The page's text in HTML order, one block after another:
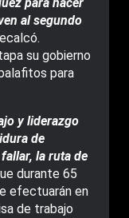
para hacer
al segundo
su gobierno
para
y liderazgo
de
la ruta de
durante 65
efectuarán en
de trabajo